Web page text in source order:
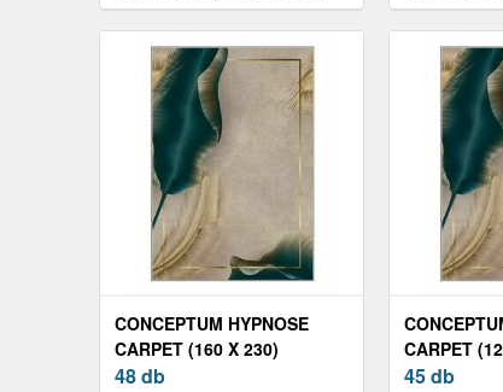
CONCEPTUM HYPNOSE
CARPET (160 X 230)
MULTICOLOR HM-CRP25-30
48 db
CARPET
45 db